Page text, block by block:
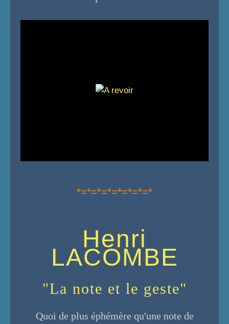
*=*=*=*=*=*=*=*
Henri
LACOMBE
"La note et le geste"
Quoi de plus éphémère qu'une note de